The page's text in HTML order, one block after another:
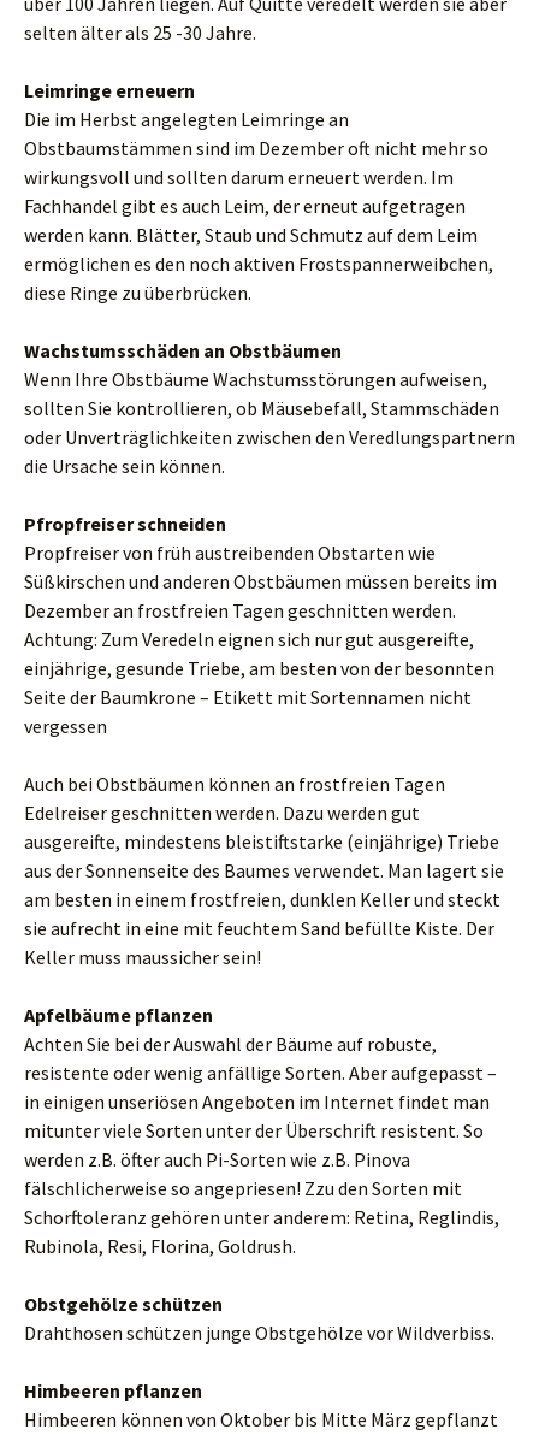
selten älter als 25 -30 Jahre.
Leimringe erneuern
Die im Herbst angelegten Leimringe an
Obstbaumstämmen sind im Dezember oft nicht mehr so
wirkungsvoll und sollten darum erneuert werden. Im
Fachhandel gibt es auch Leim, der erneut aufgetragen
werden kann. Blätter, Staub und Schmutz auf dem Leim
ermöglichen es den noch aktiven Frostspannerweibchen,
diese Ringe zu überbrücken.
Wachstumsschäden an Obstbäumen
Wenn Ihre Obstbäume Wachstumsstörungen aufweisen,
sollten Sie kontrollieren, ob Mäusebefall, Stammschäden
oder Unverträglichkeiten zwischen den Veredlungspartnern
die Ursache sein können.
Pfropfreiser schneiden
Propfreiser von früh austreibenden Obstarten wie
Süßkirschen und anderen Obstbäumen müssen bereits im
Dezember an frostfreien Tagen geschnitten werden.
Achtung: Zum Veredeln eignen sich nur gut ausgereifte,
einjährige, gesunde Triebe, am besten von der besonnten
Seite der Baumkrone – Etikett mit Sortennamen nicht
vergessen
Auch bei Obstbäumen können an frostfreien Tagen
Edelreiser geschnitten werden. Dazu werden gut
ausgereifte, mindestens bleistiftstarke (einjährige) Triebe
aus der Sonnenseite des Baumes verwendet. Man lagert sie
am besten in einem frostfreien, dunklen Keller und steckt
sie aufrecht in eine mit feuchtem Sand befüllte Kiste. Der
Keller muss maussicher sein!
Apfelbäume pflanzen
Achten Sie bei der Auswahl der Bäume auf robuste,
resistente oder wenig anfällige Sorten. Aber aufgepasst –
in einigen unseriösen Angeboten im Internet findet man
mitunter viele Sorten unter der Überschrift resistent. So
werden z.B. öfter auch Pi-Sorten wie z.B. Pinova
fälschlicherweise so angepriesen! Zzu den Sorten mit
Schorftoleranz gehören unter anderem: Retina, Reglindis,
Rubinola, Resi, Florina, Goldrush.
Obstgehölze schützen
Drahthosen schützen junge Obstgehölze vor Wildverbiss.
Himbeeren pflanzen
Himbeeren können von Oktober bis Mitte März gepflanzt